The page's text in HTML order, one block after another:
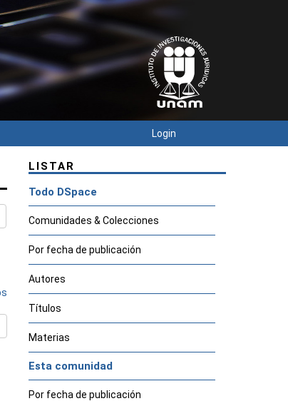
Login
LISTAR
Todo DSpace
Comunidades & Colecciones
Por fecha de publicación
Autores
Títulos
Materias
Esta comunidad
Por fecha de publicación